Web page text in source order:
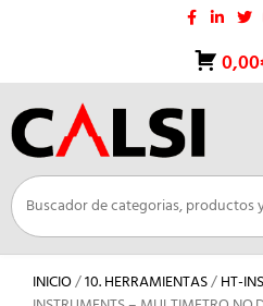
INICIO/10. HERRAMIENTAS/HT-